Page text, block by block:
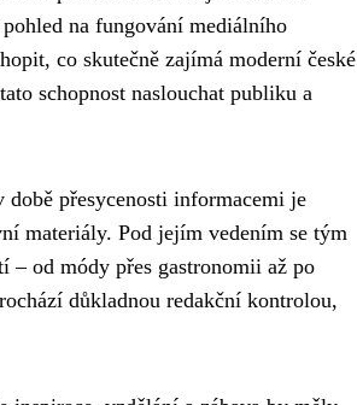
na fungování mediálního
co skutečně zajímá moderní české
schopnost naslouchat publiku a
přesycenosti informacemi je
materiály. Pod jejím vedením se tým
– od módy přes gastronomii až po
důkladnou redakční kontrolou,